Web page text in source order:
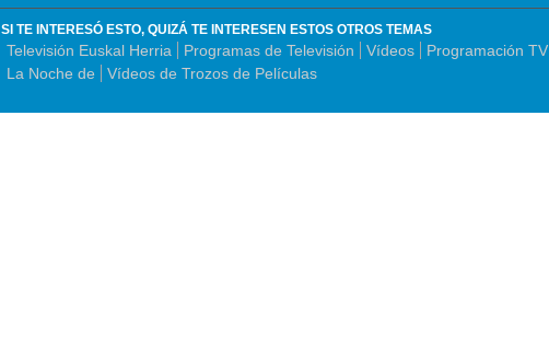
SI TE INTERESÓ ESTO, QUIZÁ TE INTERESEN ESTOS OTROS TEMAS
Televisión Euskal Herria Programas de Televisión Vídeos
Programación TV
La Noche de
Vídeos de Trozos de Películas